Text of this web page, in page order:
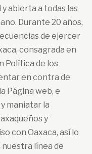
abierta a todas las
Durante 20 años,
de ejercer
consagrada en
Política de los
en contra de
Página web, e
maniatar la
y
con Oaxaca, así lo
línea de